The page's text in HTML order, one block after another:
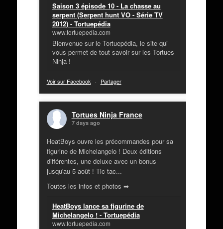
Saison 3 épisode 10 - La chasse au
serpent (Serpent hunt VO - Série TV
2012) - Tortuepédia
www.tortuepedia.com
Bienvenue sur le Tortuepédia, le site qui
vous permet de tout savoir sur les Tortues
Ninja !
Voir sur Facebook · Partager
Tortues Ninja France
7 days ago
HeatBoys ouvre les précommandes pour sa
figurine de Michelangelo ! Deux éditions
différentes, une deluxe avec un bonus
jusqu'au 5 août ! Tic tac...
Toutes les infos et photos ➡
HeatBoys lance sa figurine de
Michelangelo ! - Tortuepédia
www.tortuepedia.com